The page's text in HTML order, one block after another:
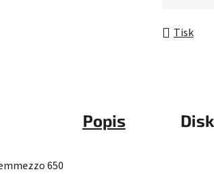
Tisk
Popis
650